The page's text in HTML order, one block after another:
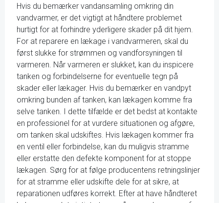
Hvis du bemærker vandansamling omkring din
vandvarmer, er det vigtigt at håndtere problemet
hurtigt for at forhindre yderligere skader på dit hjem.
For at reparere en lækage i vandvarmeren, skal du
først slukke for strømmen og vandforsyningen til
varmeren. Når varmeren er slukket, kan du inspicere
tanken og forbindelserne for eventuelle tegn på
skader eller lækager. Hvis du bemærker en vandpyt
omkring bunden af tanken, kan lækagen komme fra
selve tanken. I dette tilfælde er det bedst at kontakte
en professionel for at vurdere situationen og afgøre,
om tanken skal udskiftes. Hvis lækagen kommer fra
en ventil eller forbindelse, kan du muligvis stramme
eller erstatte den defekte komponent for at stoppe
lækagen. Sørg for at følge producentens retningslinjer
for at stramme eller udskifte dele for at sikre, at
reparationen udføres korrekt. Efter at have håndteret